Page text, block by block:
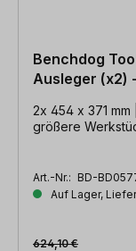
Benchdog
Ausleger (x2)
2x 454 x 371
größere
Art.-Nr.: BD-
Auf Lager,
624,10 €